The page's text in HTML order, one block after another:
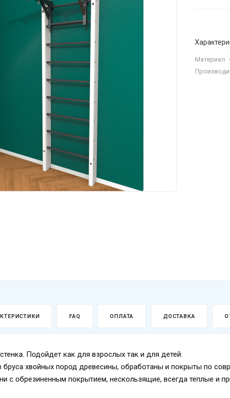
Материал
FAQ ОПЛАТА ДОСТАВКА
Подойдет как для взрослых так и для детей.
хвойных пород древесины, обработаны и покрыты по
с обрезиненным покрытием, нескользящие, всегда теплые и